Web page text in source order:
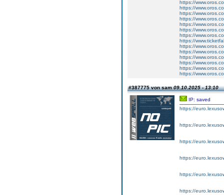
https://
https://
https://
https://
https://
https://
https://
https://
https://
https://
https://
https://
https://
https://
#387775 von sam09.10.2025 - 13:10
IP: saved
https://
https://
https://
https://
https://
https://